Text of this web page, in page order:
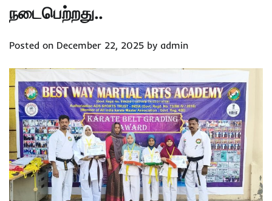
நடைபெற்றது..
Posted on December 22, 2025 by admin